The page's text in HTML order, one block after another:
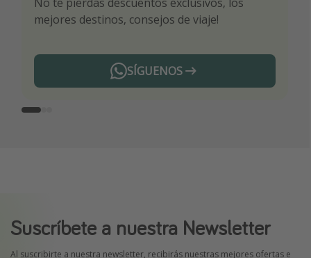
mejores destinos, consejos de viaje!
SÍGUENOS
ti por nuestros expertos en viajes
Telegram
Suscríbete a nuestra Newsletter
Al suscribirte a nuestra newsletter, recibirás nuestras mejores ofertas e